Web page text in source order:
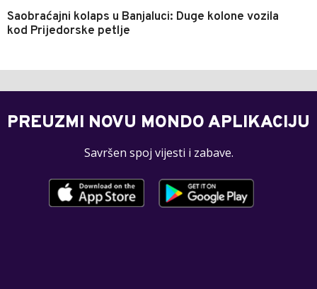
Saobraćajni kolaps u Banjaluci: Duge kolone vozila
kod Prijedorske petlje
PREUZMI NOVU MONDO APLIKACIJU
Savršen spoj vijesti i zabave.